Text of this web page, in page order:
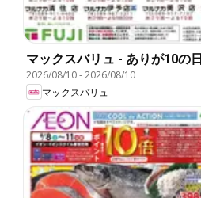
マックスバリュ - ありが10の日
2026/08/10-2026/08/10
マックスバリュ